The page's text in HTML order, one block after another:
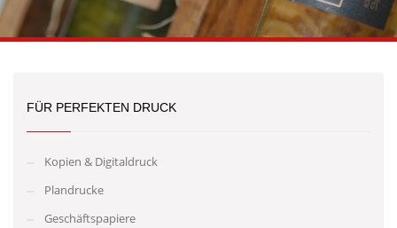
FÜR PERFEKTEN DRUCK
Kopien & Digitaldruck
Plandrucke
Geschäftspapiere